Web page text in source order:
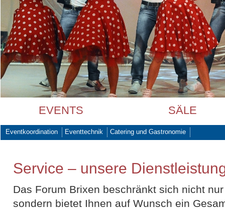
EVENTS SÄLE
Eventkoordination Eventtechnik Catering und Gastronomie
Service – unsere
Das Forum Brixen beschränkt sich nicht
sondern bietet Ihnen auf Wunsch ein